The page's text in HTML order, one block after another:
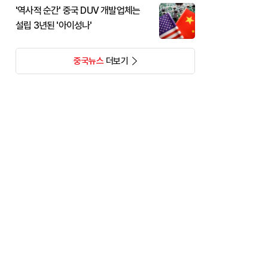
'역사적 순간' 중국 DUV 개발업체는
설립 3년된 '아이성나'
중국뉴스더보기